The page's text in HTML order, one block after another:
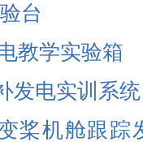
台
教学实验箱
发电实训系统
桨机舱跟踪